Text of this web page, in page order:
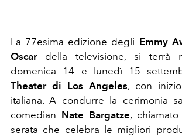
La 77esima edizione degli Emmy
Oscardella televisione, si terrà
domenica 14 e lunedì 15
Theater di Los Angeles, con
italiana. A condurre la cerimonia
comedian Nate Bargatze,
serata che celebra le migliori